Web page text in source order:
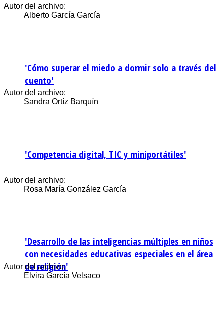
Autor del archivo:
Alberto García García
'Cómo superar el miedo a dormir solo a través del
cuento'
Autor del archivo:
Sandra Ortíz Barquín
'Competencia digital, TIC y miniportátiles'
Autor del archivo:
Rosa María González García
'Desarrollo de las inteligencias múltiples en niños
con necesidades educativas especiales en el área
de religión'
Autor del archivo:
Elvira García Velsaco